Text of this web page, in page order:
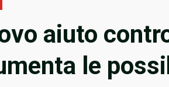
aiuto
le